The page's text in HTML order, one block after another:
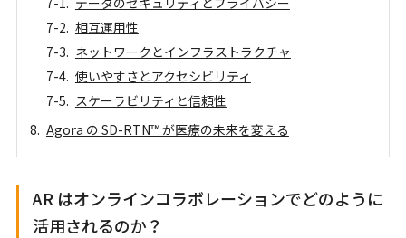
相互運用性
ネットワークとインフラストラクチャ
使いやすさとアクセシビリティ
スケーラビリティと信頼性
Agora の SD-RTN™ が医療の未来を変える
AR はオンラインコラボレーションでどのように
活用されるのか？